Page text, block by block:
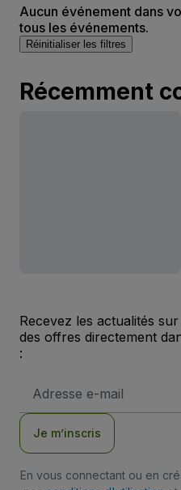
Aucun événement dans
tous les événements.
Réinitialiser les filtres
Récemment
Recevez les actualités
des offres directement
:
e-
Je m’inscris
En vous connectant ou en